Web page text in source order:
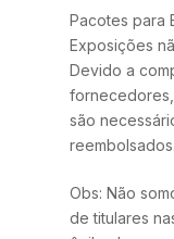
Pacotes para
Exposições
Devido a
são
reembolsados.
Obs: Não
de titulares